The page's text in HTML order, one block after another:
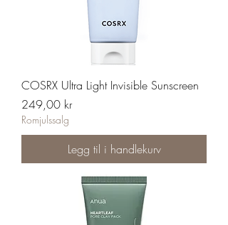
COSRX Ultra Light Invisible Sunscreen
Pris
249,00 kr
Romjulssalg
Legg til i handlekurv